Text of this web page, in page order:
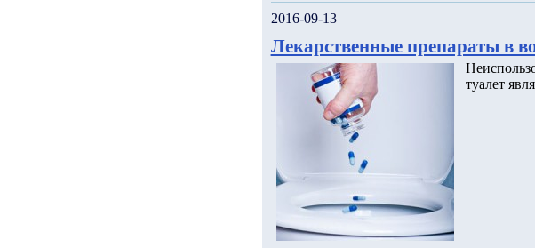
2016-09-13
Лекарственные препараты в
туалет